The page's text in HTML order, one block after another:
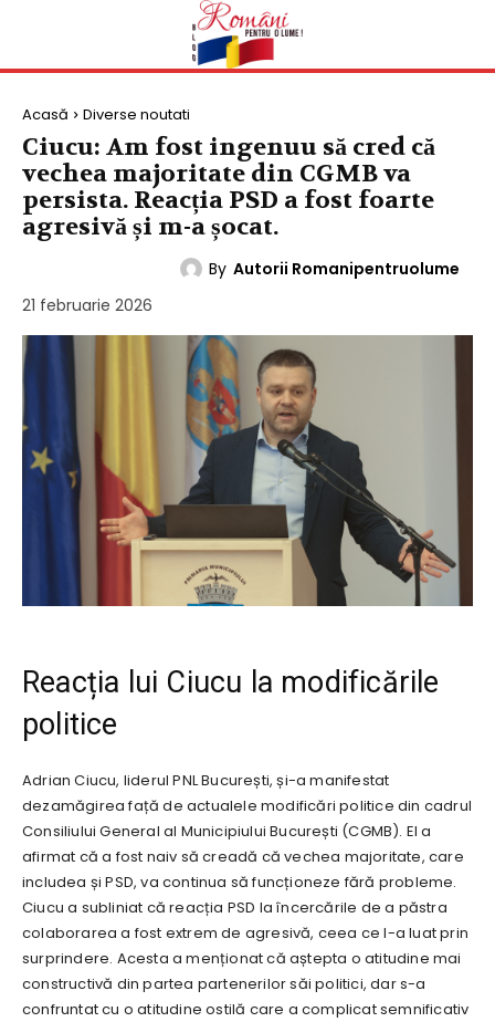
Acasă Diverse noutati
Ciucu: Am fost ingenuu să cred că
vechea majoritate din CGMB va
persista. Reacția PSD a fost foarte
agresivă și m-a șocat.
By Autorii Romanipentruolume
21 februarie 2026
Reacția lui Ciucu la modificările
politice
Adrian Ciucu, liderul PNL București, și-a manifestat
dezamăgirea față de actualele modificări politice din cadrul
Consiliului General al Municipiului București (CGMB). El a
afirmat că a fost naiv să creadă că vechea majoritate, care
includea și PSD, va continua să funcționeze fără probleme.
Ciucu a subliniat că reacția PSD la încercările de a păstra
colaborarea a fost extrem de agresivă, ceea ce l-a luat prin
surprindere. Acesta a menționat că aștepta o atitudine mai
constructivă din partea partenerilor săi politici, dar s-a
confruntat cu o atitudine ostilă care a complicat semnificativ